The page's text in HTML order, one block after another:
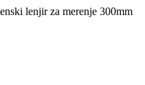
lenjir za merenje 300mm